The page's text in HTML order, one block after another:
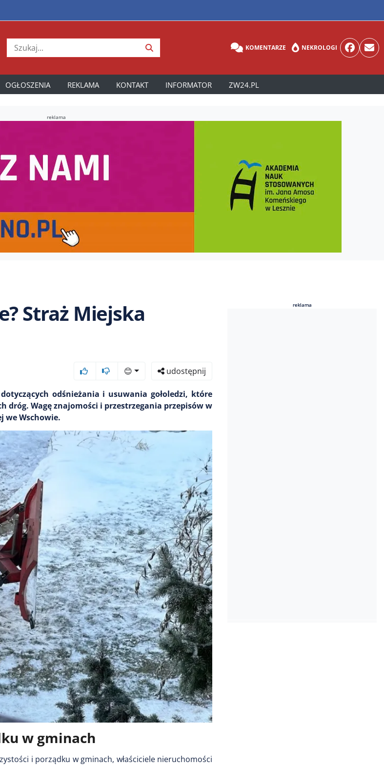
KOMENTARZE NEKROLOGI
OGŁOSZENIA REKLAMA KONTAKT INFORMATOR ZW24.PL
reklama
Straż Miejska
😊 udostępnij
odśnieżania i usuwania gołoledzi, które
dróg. Wagę znajomości i przestrzegania przepisów w
we Wschowie.
w gminach
i porządku w gminach, właściciele nieruchomości
reklama
reklama